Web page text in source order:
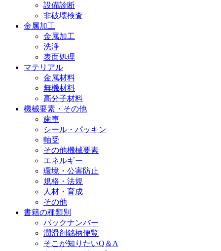
設備診断
非破壊検査
金属加工
金属加工
洗浄
表面処理
マテリアル
金属材料
無機材料
高分子材料
機械要素・その他
歯車
シール・パッキン
軸受
その他機械要素
エネルギー
環境・公害防止
規格・法規
人材・育成
その他
書籍の種類別
バックナンバー
潤滑剤銘柄便覧
そこが知りたいQ＆A